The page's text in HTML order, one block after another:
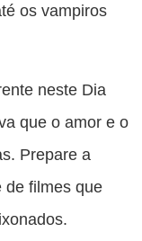
os vampiros
neste Dia
que o amor e o
Prepare a
de filmes que